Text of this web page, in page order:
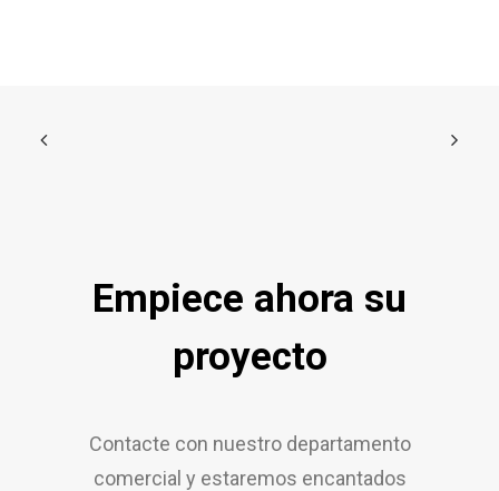
Empiece ahora su
proyecto
Contacte con nuestro departamento
comercial y estaremos encantados